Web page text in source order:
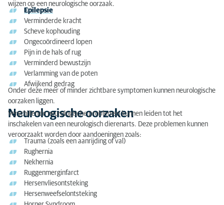
wijzen op een neurologische oorzaak.
Epilepsie
Verminderde kracht
Scheve kophouding
Ongecoördineerd lopen
Pijn in de hals of rug
Verminderd bewustzijn
Verlamming van de poten
Afwijkend gedrag
Onder deze meer of minder zichtbare symptomen kunnen neurologische
oorzaken liggen.
Neurologische oorzaken
Verschillende neurologische problemen kunnen leiden tot het
inschakelen van een neurologisch dierenarts. Deze problemen kunnen
veroorzaakt worden door aandoeningen zoals:
Trauma (zoals een aanrijding of val)
Rughernia
Nekhernia
Ruggenmerginfarct
Hersenvliesontsteking
Hersenweefselontsteking